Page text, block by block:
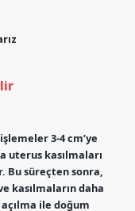
3-4 cm’ye
uterus kasılmaları
Bu süreçten sonra,
kasılmaların daha
ile doğum